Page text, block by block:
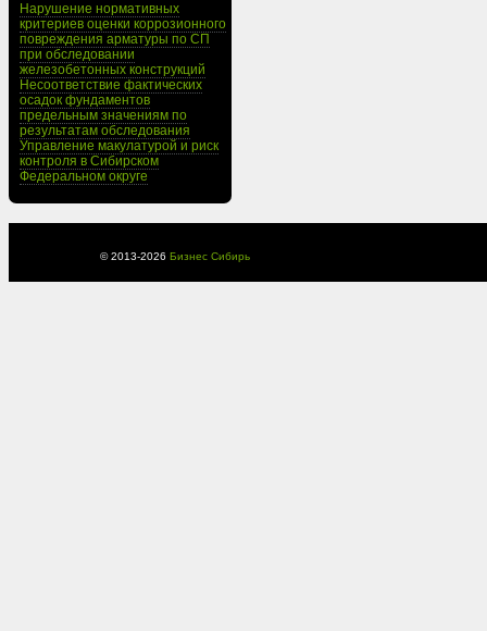
Нарушение нормативных
критериев оценки коррозионного
повреждения арматуры по СП
при обследовании
железобетонных конструкций
Несоответствие фактических
осадок фундаментов
предельным значениям по
результатам обследования
Управление макулатурой и риск
контроля в Сибирском
Федеральном округе
© 2013-2026 Бизнес Сибирь